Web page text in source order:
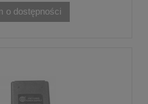
o dostępności